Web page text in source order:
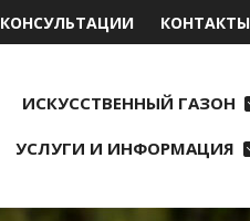
КОНСУЛЬТАЦИИ КОНТАКТЫ
ИСКУССТВЕННЫЙ ГАЗОН
УСЛУГИ И ИНФОРМАЦИЯ